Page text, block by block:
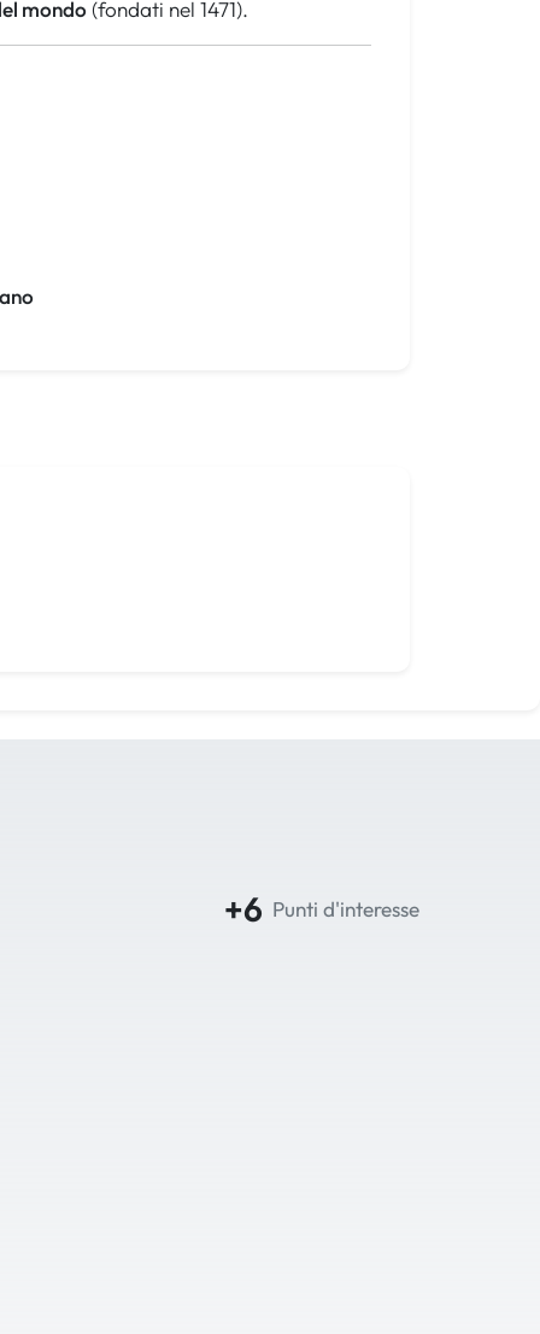
mondo (fondati nel 1471).
+6 Punti d'interesse